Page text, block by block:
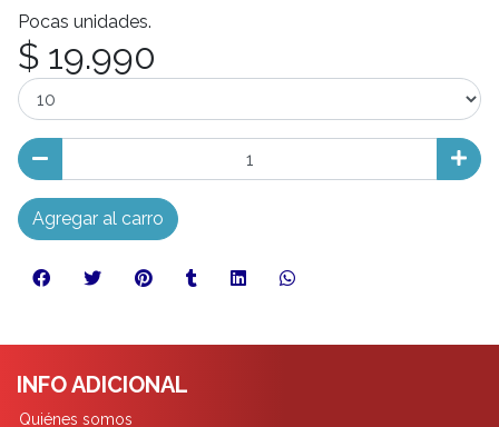
Pocas unidades.
$ 19.990
Agregar al carro
INFO ADICIONAL
Quiénes somos